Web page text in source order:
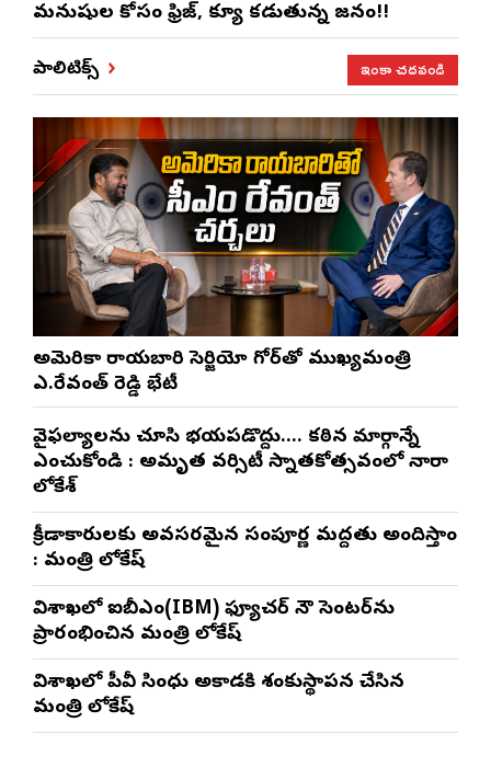
మనుషుల కోసం ఫ్రిజ్, క్యూ కడుతున్న జనం!!
పాలిటిక్స్ ఇంకా చదవండి
అమెరికా రాయబారి సెర్జియో గోర్‌తో ముఖ్యమంత్రి
ఎ.రేవంత్ రెడ్డి భేటీ
వైఫల్యాలను చూసి భయపడొద్దు…. కఠిన మార్గాన్నే
ఎంచుకోండి : అమృత వర్సిటీ స్నాతకోత్సవంలో నారా
లోకేశ్
క్రీడాకారులకు అవసరమైన సంపూర్ణ మద్దతు అందిస్తాం
: మంత్రి లోకేష్
విశాఖలో ఐబీఎం(IBM) ఫ్యూచర్ నౌ సెంటర్‌ను
ప్రారంభించిన మంత్రి లోకేష్
విశాఖలో పీవీ సింధు అకాడమీకి శంకుస్థాపన చేసిన
మంత్రి లోకేష్